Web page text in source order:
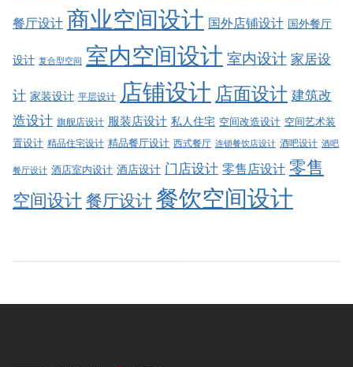
餐厅设计 商业空间设计 国外店铺设计 国外餐厅
设计 复合型空间 室内空间设计 室内设计 家居设
计 家装设计 平层设计 店铺设计 店面设计 建筑改
造设计 旗舰店设计 服装店设计 私人住宅 空间改造设计 空间艺术装
置设计 精品住宅设计 精品餐厅设计 西式餐厅 连锁餐饮店设计 酒吧设计 酒吧
餐厅设计 酒店室内设计 酒店设计 门店设计 零售店设计 零售
空间设计餐厅设计 餐饮空间设计